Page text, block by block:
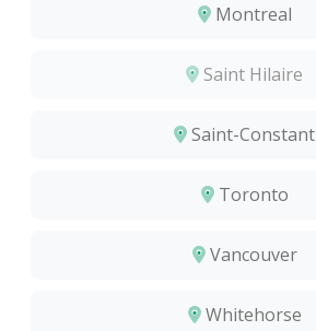
Montreal
Saint Hilaire
Saint-Constant
Toronto
Vancouver
Whitehorse